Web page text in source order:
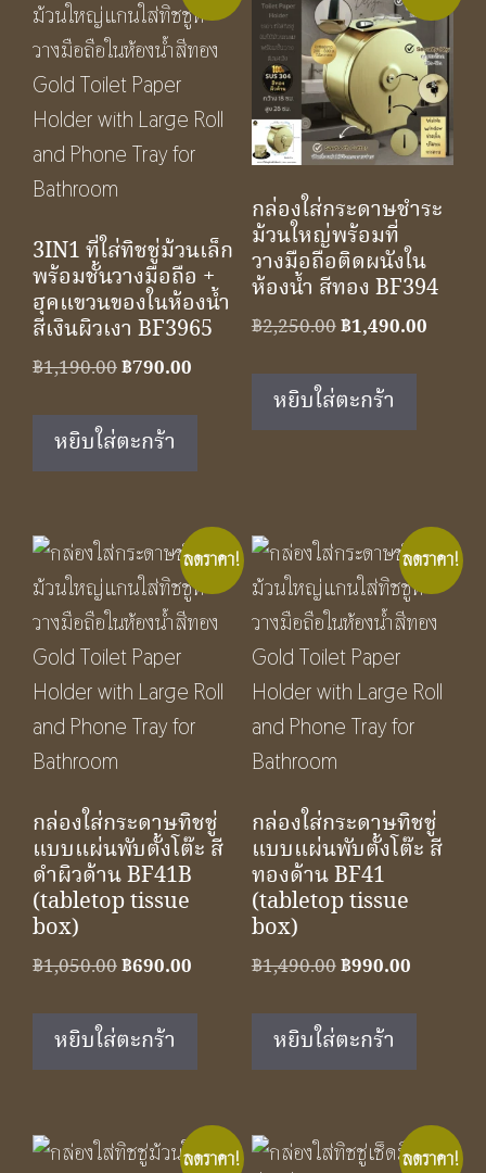
3IN1 ที่ใส่ทิชชู่ม้วนเล็ก
พร้อมชั้นวางมือถือ +
ฮุคแขวนของในห้องน้ำ
สีเงินผิวเงา BF3965
฿1,190.00Original
was:
฿1,190.00.
฿790.00 Current
หยิบใส่ตะกร้า
กล่องใส่กระดาษชําระ
ม้วนใหญ่พร้อมที่
วางมือถือติดผนังใน
ห้องน้ำ สีทอง BF394
฿2,250.00Original
was:
฿2,250.00.
฿1,490.00
หยิบใส่ตะกร้า
ลดราคา!
กล่องใส่กระดาษทิชชู่
แบบแผ่นพับตั้งโต๊ะ สี
ดำผิวด้าน BF41B
(tabletop tissue
box)
฿1,050.00Original
was:
฿1,050.00.
฿690.00 Current
หยิบใส่ตะกร้า
ลดราคา!
กล่องใส่กระดาษทิชชู่
แบบแผ่นพับตั้งโต๊ะ สี
ทองด้าน BF41
(tabletop tissue
box)
฿1,490.00Original
was:
฿1,490.00.
฿990.00Current
หยิบใส่ตะกร้า
ลดราคา! ลดราคา!